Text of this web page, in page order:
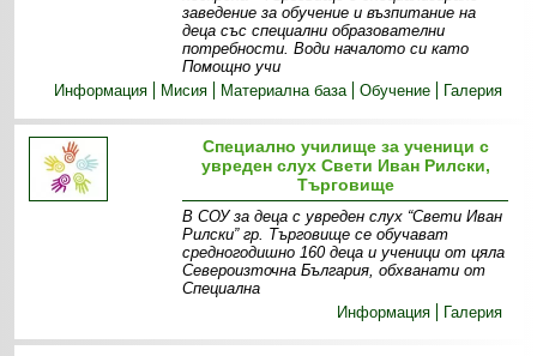
заведение за обучение и възпитание на
деца със специални образователни
потребности. Води началото си като
Помощно учи
Информация
Мисия Материална база Обучение Галерия
Специално училище за ученици с
увреден слух Свети Иван Рилски,
Търговище
В СОУ за деца с увреден слух “Свети Иван
Рилски” гр. Търговище се обучават
средногодишно 160 деца и ученици от цяла
Североизточна България, обхванати от
Специална
Информация
Галерия